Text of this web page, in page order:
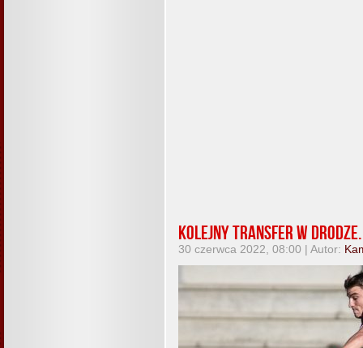
Kolejny transfer w drodze.
30 czerwca 2022, 08:00 | Autor: